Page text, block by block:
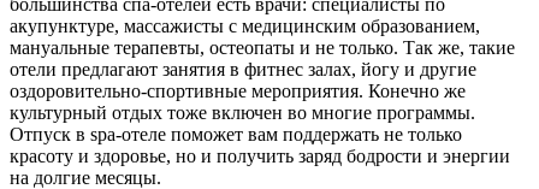
акупунктуре, массажисты с медицинским образованием,
мануальные терапевты, остеопаты и не только. Так же, такие
отели предлагают занятия в фитнес залах, йогу и другие
оздоровительно-спортивные мероприятия. Конечно же
культурный отдых тоже включен во многие программы.
Отпуск в spa-отеле поможет вам поддержать не только
красоту и здоровье, но и получить заряд бодрости и энергии
на долгие месяцы.